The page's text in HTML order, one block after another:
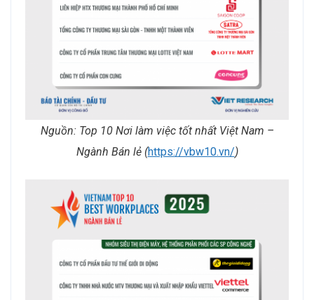
Nguồn: Top 10 Nơi làm việc tốt nhất Việt Nam –
Ngành Bán lẻ (https://vbw10.vn/)